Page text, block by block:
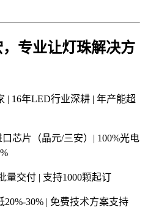
专业让灯珠解决方
| 16年LED行业深耕 | 年产能超
芯片（晶元/三安）| 100%光电
量交付 | 支持1000颗起订
30% | 免费技术方案支持